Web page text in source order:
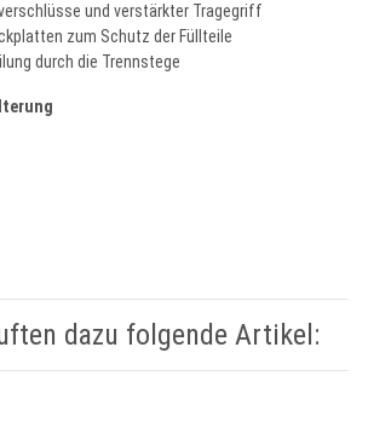
und verstärkter Tragegriff
zum Schutz der Füllteile
durch die Trennstege
dazu folgende Artikel: